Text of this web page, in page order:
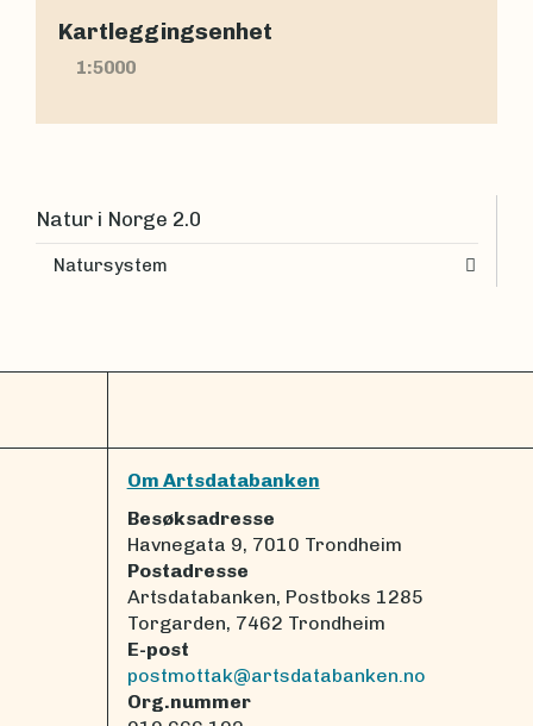
Kartleggingsenhet
1:5000
Natur i Norge 2.0
Natursystem
Om Artsdatabanken
Besøksadresse
Havnegata 9, 7010 Trondheim
Postadresse
Artsdatabanken, Postboks 1285
Torgarden, 7462 Trondheim
E-post
postmottak@artsdatabanken.no
Org.nummer